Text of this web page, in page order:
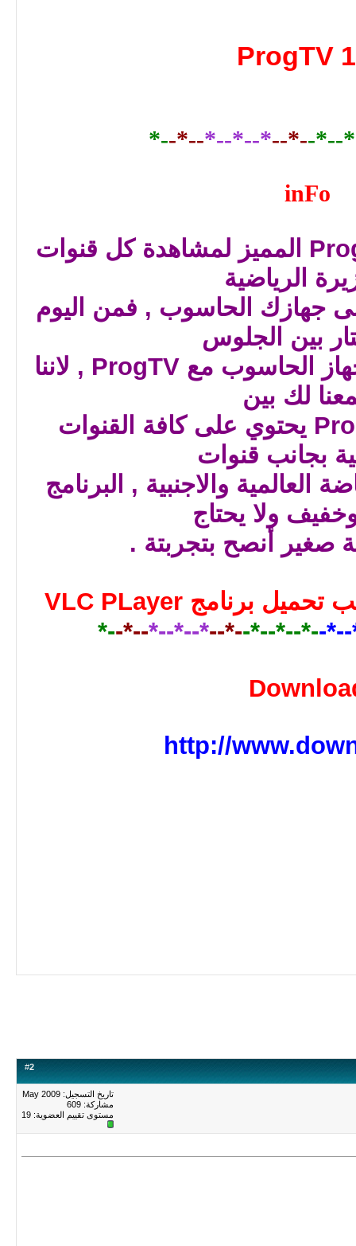
ProgTV
-*--
-*--
*--*--*
--*-
-*
inFo
تحميل برنامج 1.2 ProgTV المميز لمشاهدة كل قنوات
الرياضية
جهازك الحاسوب , فمن اليوم
بين الجلوس
على التلفاز ام على الجهاز الحاسوب مع ProgTV , لاننا
لك بين
الاثنين , برنامج ProgTV يحتوي على كافة القنوات
بجانب قنوات
العالمية والاجنبية , البرنامج
ولا يحتاج
صغير أنصح بتجربتة .
لكي يعمل البرنامج يجب تحميل برنامج VLC PLayer
*--
-*--*--*-
-*--
*--*--*
--*-
-*
http://
#2
تاريخ التسجيل: May 2009
مشاركة: 609
مستوى تقييم العضوية: 19